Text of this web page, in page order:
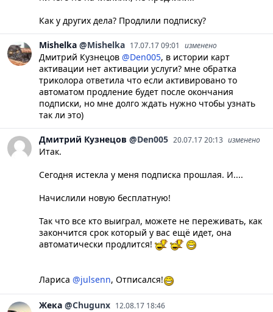
Как у других дела? Продлили подписку?
Mishelka @Mishelka 17.07.17 09:01 изменено
Дмитрий Кузнецов @Den005, в истории карт
активации нет активации услуги? мне обратка
триколора ответила что если активировано то
автоматом продление будет после окончания
подписки, но мне долго ждать нужно чтобы узнать
так ли это)
Дмитрий Кузнецов @Den005 20.07.17 20:13 изменено
Итак.
Сегодня истекла у меня подписка прошлая. И....
Начислили новую бесплатную!
Так что все кто выиграл, можете не переживать, как
закончится срок который у вас ещё идет, она
автоматически продлится!
Лариса @julsenn, Отписался!
Жека @Chugunx 12.08.17 18:46